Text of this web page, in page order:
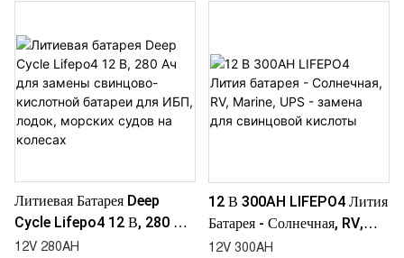
Рыбалки
Литиевая Батарея Deep
Cycle Lifepo4 12 В, 280 Ач
Для Замены Свинцово-
12V 280AH
12 В 300AH LIFEPO4 Лития
Батарея - Солнечная, RV,
Marine, UPS - Замена Для
12V 300AH